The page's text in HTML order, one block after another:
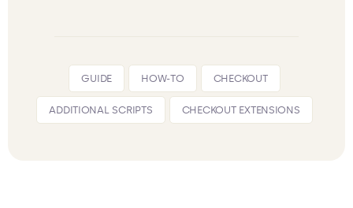
GUIDE HOW-TO CHECKOUT
ADDITIONAL SCRIPTS CHECKOUT EXTENSIONS